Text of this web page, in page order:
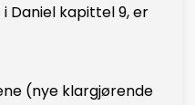
Daniel kapittel 9, er
(nye klargjørende